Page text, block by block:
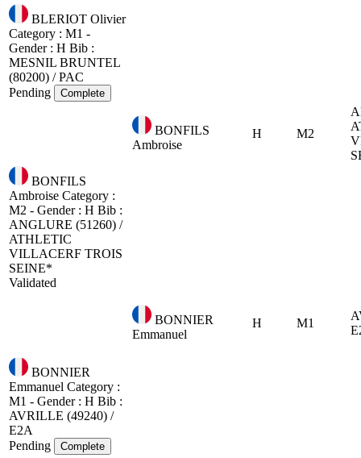
BLERIOT Olivier
Category : M1 -
Gender : H Bib :
MESNIL BRUNTEL
(80200) / PAC
Pending
Complete
BONFILS
Ambroise
H M2
BONFILS
Ambroise Category :
M2 - Gender : H Bib :
ANGLURE (51260) /
ATHLETIC
VILLACERF TROIS
SEINE*
Validated
BONNIER
Emmanuel
H M1
BONNIER
Emmanuel Category :
M1 - Gender : H Bib :
AVRILLE (49240) /
E2A
Pending
Complete